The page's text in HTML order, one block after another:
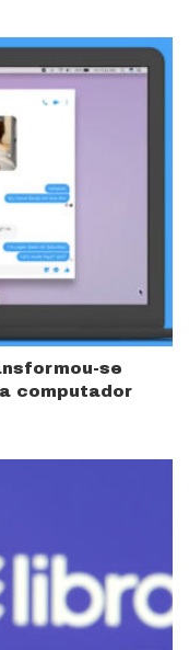
se
computador